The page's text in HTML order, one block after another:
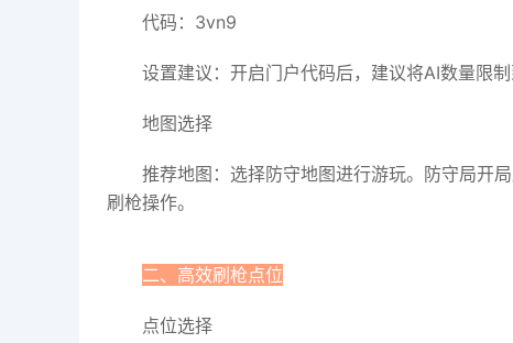
代码：3vn9
设置建议：开启门户代码后，建议将AI数量限
地图选择
推荐地图：选择防守地图进行游玩。防守局开
刷枪操作。
二、高效刷枪点位
点位选择